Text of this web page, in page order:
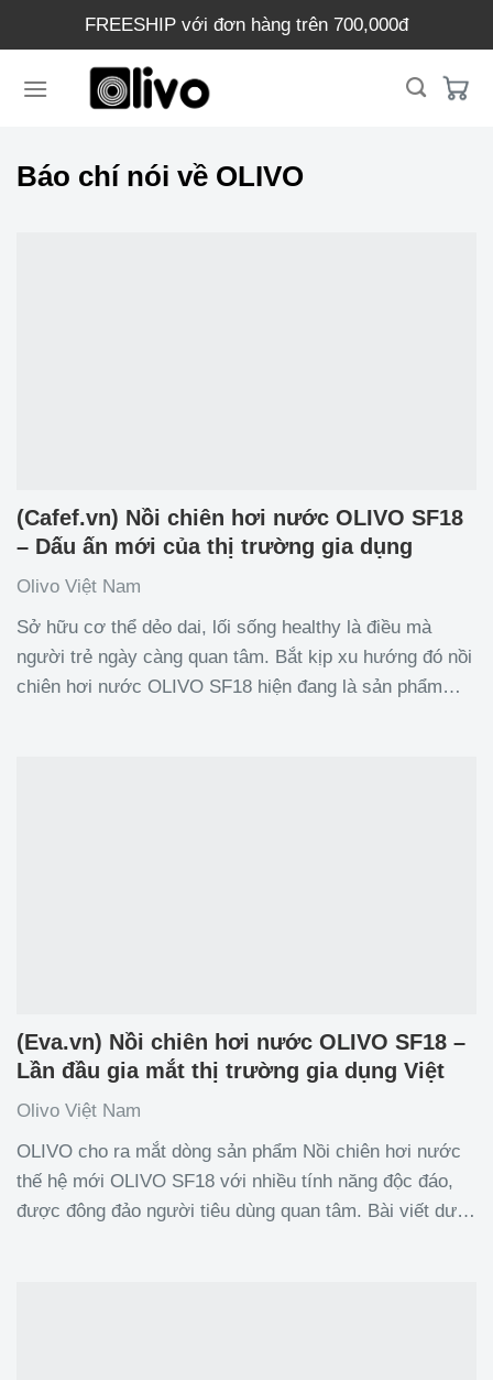
dung
FREESHIP với đơn hàng trên 700,000đ
Báo chí nói về OLIVO
(Cafef.vn) Nồi chiên hơi nước OLIVO SF18
– Dấu ấn mới của thị trường gia dụng
Olivo Việt Nam
Sở hữu cơ thể dẻo dai, lối sống healthy là điều mà
người trẻ ngày càng quan tâm. Bắt kịp xu hướng đó nồi
chiên hơi nước OLIVO SF18 hiện đang là sản phẩm
(Eva.vn) Nồi chiên hơi nước OLIVO SF18 –
Lần đầu gia mắt thị trường gia dụng Việt
Olivo Việt Nam
OLIVO cho ra mắt dòng sản phẩm Nồi chiên hơi nước
thế hệ mới OLIVO SF18 với nhiều tính năng độc đáo,
được đông đảo người tiêu dùng quan tâm. Bài viết dưới